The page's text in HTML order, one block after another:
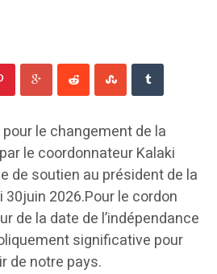
le changement de la
le coordonnateur Kalaki
de soutien au président de la
2026.Pour le cordon
de la date de l’indépendance
significative pour
de notre pays.